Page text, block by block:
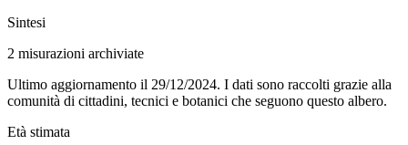
Sintesi
2 misurazioni archiviate
Ultimo aggiornamento il 29/12/2024. I dati sono raccolti grazie alla
comunità di cittadini, tecnici e botanici che seguono questo albero.
Età stimata